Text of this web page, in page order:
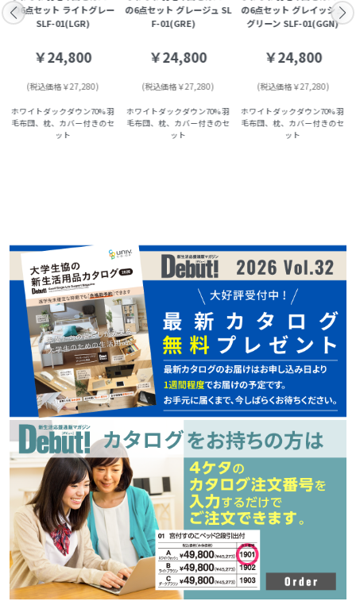
の6点セット ライトグレー
SLF-01(LGR)
￥24,800
(税込価格￥27,280)
ホワイトダックダウン70% 羽
毛布団、枕、カバー付きのセ
ット
の6点セット グレージュ SL
F-01(GRE)
￥24,800
(税込価格￥27,280)
ホワイトダックダウン70% 羽
毛布団、枕、カバー付きのセ
ット
の6点セット グレイッシュ
グリーン SLF-01(GGN)
￥24,800
(税込価格￥27,280)
ホワイトダックダウン70% 羽
毛布団、枕、カバー付きのセ
ット